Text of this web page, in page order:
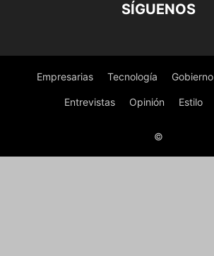
SÍGUENOS
Empresarias Tecnología Gobierno
Entrevistas Opinión Estilo
©